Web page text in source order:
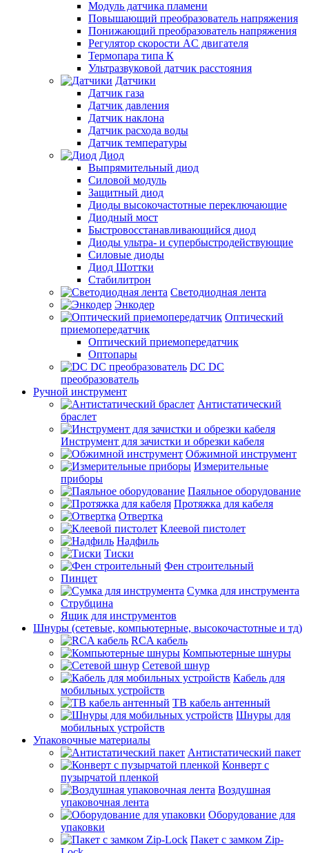
Модуль датчика пламени
Повышающий преобразователь напряжения
Понижающий преобразователь напряжения
Регулятор скорости AC двигателя
Термопара типа К
Ультразвуковой датчик расстояния
Датчики
Датчик газа
Датчик давления
Датчик наклона
Датчик расхода воды
Датчик температуры
Диод
Выпрямительный диод
Силовой модуль
Защитный диод
Диоды высокочастотные переключающие
Диодный мост
Быстровосстанавливающийся диод
Диоды ультра- и супербыстродействующие
Силовые диоды
Диод Шоттки
Стабилитрон
Светодиодная лента
Энкодер
Оптический
приемопередатчик
Оптический приемопередатчик
Оптопары
DC DC
преобразователь
Ручной инструмент
Антистатический
браслет
Инструмент для зачистки и обрезки кабеля
Обжимной инструмент
Измерительные
приборы
Паяльное оборудование
Протяжка для кабеля
Отвертка
Клеевой пистолет
Надфиль
Тиски
Фен строительный
Пинцет
Сумка для инструмента
Струбцина
Ящик для инструментов
Шнуры (сетевые, компьютерные, высокочастотные и тд)
RCA кабель
Компьютерные шнуры
Сетевой шнур
Кабель для
мобильных устройств
ТВ кабель антенный
Шнуры для
мобильных устройств
Упаковочные материалы
Антистатический пакет
Конверт с
пузырчатой пленкой
Воздушная
упаковочная лента
Оборудование для
упаковки
Пакет с замком Zip-